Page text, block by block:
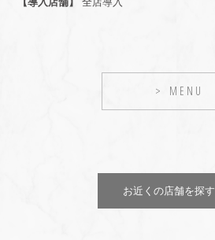
MENU
お近くの店舗を探す